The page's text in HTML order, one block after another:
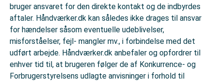
bruger ansvaret for den direkte kontakt og de indbyrdes
aftaler. Håndværker.dk kan således ikke drages til ansvar
for hændelser såsom eventuelle udeblivelser,
misforståelser, fejl- mangler mv., i forbindelse med det
udført arbejde. Håndværker.dk anbefaler og opfordrer til
enhver tid til, at brugeren følger de af Konkurrence- og
Forbrugerstyrelsens udlagte anvisninger i forhold til